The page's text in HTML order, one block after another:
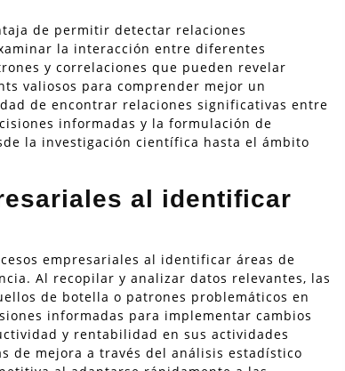
de permitir detectar relaciones
la interacción entre diferentes
y correlaciones que pueden revelar
valiosos para comprender mejor un
de encontrar relaciones significativas entre
informadas y la formulación de
la investigación científica hasta el ámbito
al identificar
empresariales al identificar áreas de
Al recopilar y analizar datos relevantes, las
de botella o patrones problemáticos en
informadas para implementar cambios
y rentabilidad en sus actividades
de mejora a través del análisis estadístico